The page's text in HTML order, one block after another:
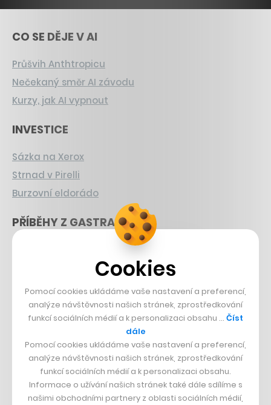
CO SE DĚJE V AI
Průšvih Anthtropicu
Nečekaný směr AI závodu
Kurzy, jak AI vypnout
INVESTICE
Sázka na Xerox
Strnad v Pirelli
Burzovní eldorádo
PŘÍBĚHY Z GASTRA
Boční projekt, co se zvrtnul
Francouzský šéfkuchař na Šumavě
Dva golfisti, co pečou
DESIGN
Bomma není tichá
Originální hodinky
Nábytek z betonu
Cookies
Pomocí cookies ukládáme vaše nastavení a preferencí,
analýze návštěvnosti našich stránek, zprostředkování
funkcí sociálních médií a k personalizaci obsahu … Číst
dále
Pomocí cookies ukládáme vaše nastavení a preferencí,
analýze návštěvnosti našich stránek, zprostředkování
funkcí sociálních médií a k personalizaci obsahu.
Informace o užívání našich stránek také dále sdílíme s
našimi obchodními partnery z oblasti sociálních médií,